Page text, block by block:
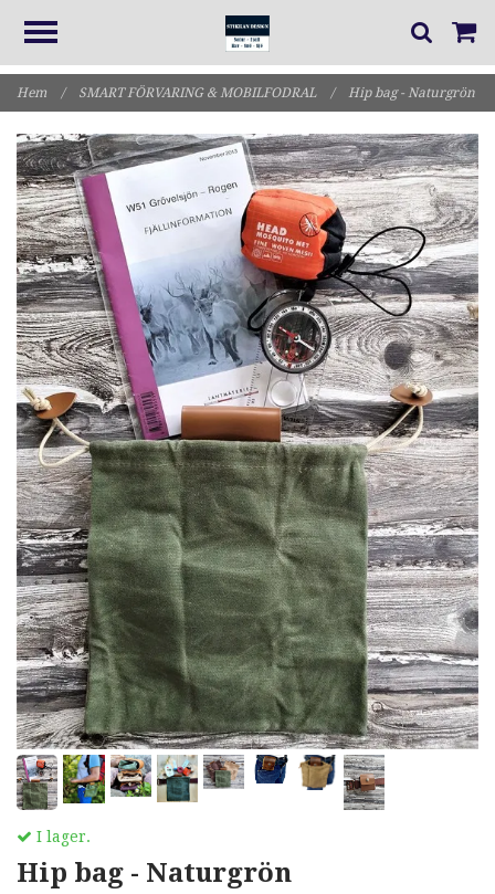
Hem / SMART FÖRVARING & MOBILFODRAL / Hip bag - Naturgrön
I lager.
Hip bag - Naturgrön